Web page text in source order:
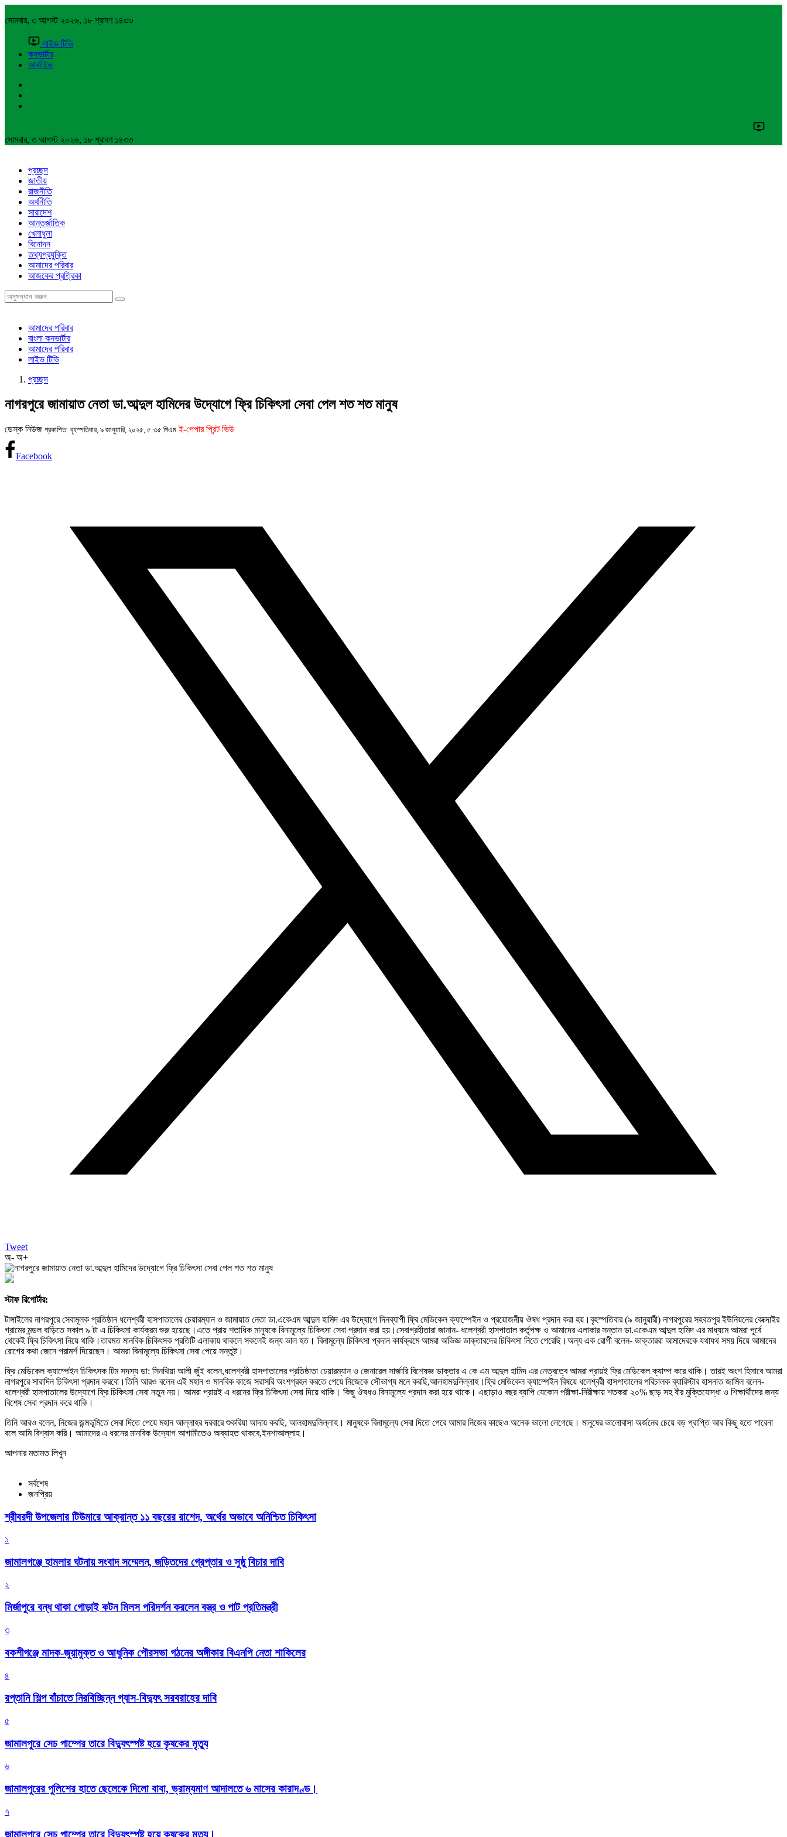
সোমবার, ৩ আগস্ট ২০২৬, ১৮ শ্রাবণ ১৪৩৩
লাইভ টিভি
কনভার্টার
আর্কাইভ
সোমবার, ৩ আগস্ট ২০২৬, ১৮ শ্রাবণ ১৪৩৩
প্রচ্ছদ
জাতীয়
রাজনীতি
অর্থনীতি
সারাদেশ
আন্তর্জাতিক
খেলাধুলা
বিনোদন
তথ্যপ্রযুক্তি
আমাদের পরিবার
আজকের প্রত্রিকা
আমাদের পরিবার
বাংলা কনভার্টার
আমাদের পরিবার
লাইভ টিভি
প্রচ্ছদ
নাগরপুরে জামায়াত নেতা ডা.আব্দুল হামিদের উদ্যোগে ফ্রি চিকিৎসা সেবা পেল শত শত মানুষ
ডেস্ক নিউজ প্রকাশিত: বৃহস্পতিবার, ৯ জানুয়ারি, ২০২৫, ৫:৩৫ পিএম ই-পেপার প্রিন্ট ভিউ
Facebook
Tweet
অ- অ+
স্টাফ রিপোর্টার:
টাঙ্গাইলের নাগরপুরে সেবামূলক প্রতিষ্ঠান ধলেশ্বরী হাসপাতালের চেয়ারম্যান ও জামায়াত নেতা ডা.একেএম আব্দুল হামিদ এর উদ্যোগে দিনব্যাপী ফ্রি মেডিকেল ক্যাম্পেইন ও প্রয়োজনীয় ঔষধ প্রদান করা হয়।বৃহস্পতিবার (৯ জানুয়ারী) নাগরপুরের সহবতপুর ইউনিয়নের কোক্দাইর
গ্রামের মন্ডল বাড়িতে সকাল ৯ টা এ চিকিৎসা কার্যক্রম শুরু হয়েছে।এতে প্রায় শতাধিক মানুষকে বিনামূল্যে চিকিৎসা সেবা প্রদান করা হয়।সেবাগ্রহীতারা জানান- ধলেশ্বরী হাসপাতাল কর্তৃপক্ষ ও আমাদের এলাকার সন্তান ডা.একেএম আব্দুল হামিদ এর মাধ্যমে আমরা পূর্বে
থেকেই ফ্রি চিকিৎসা নিয়ে থাকি।তারমত মানবিক চিকিৎসক প্রতিটি এলাকায় থাকলে সকলেই জন্য ভাল হত। বিনামূল্যে চিকিৎসা প্রদান কার্যক্রমে আমরা অভিজ্ঞ ডাক্তারদের চিকিৎসা নিতে পেরেছি।অন্য এক রোগী বলেন- ডাক্তাররা আমাদেরকে যথাযথ সময় দিয়ে আমাদের
রোগের কথা জেনে পরামর্শ দিয়েছেন। আমরা বিনামূল্যে চিকিৎসা সেবা পেয়ে সন্তুষ্ট।
ফ্রি মেডিকেল ক্যাম্পেইন চিকিৎসক টিম সদস্য ডা: সিনথিয়া আলী জুঁই বলেন,ধলেশ্বরী হাসপাতালের প্রতিষ্ঠাতা চেয়ারম্যান ও জেনারেল সার্জারি বিশেষজ্ঞ ডাক্তার এ কে এম আব্দুল হামিদ এর নেত্বত্বে আমরা প্রায়ই ফ্রি মেডিকেল ক্যাম্প করে থাকি। তারই অংশ হিসাবে আমরা
নাগরপুরে সারাদিন চিকিৎসা প্রদান করবো।তিনি আরও বলেন এই মহান ও মানবিক কাজে সরাসরি অংশগ্রহন করতে পেয়ে নিজেকে সৌভাগ্য মনে করছি,আলহামদুলিল্লাহ।ফ্রি মেডিকেল ক্যাম্পেইন বিষয়ে ধলেশ্বরী হাসপাতালের পরিচালক ব্যারিস্টার হাসনাত জামিল বলেন-
ধলেশ্বরী হাসপাতালের উদ্যোগে ফ্রি চিকিৎসা সেবা নতুন নয়। আমরা প্রায়ই এ ধরনের ফ্রি চিকিৎসা সেবা দিয়ে থাকি। কিছু ঔষধও বিনামূল্যে প্রদান করা হয়ে থাকে। এছাড়াও বছর ব্যাপি যেকোন পরীক্ষা-নিরীক্ষায় শতকরা ২০% ছাড় সহ বীর মুক্তিযোদ্ধা ও শিক্ষার্থীদের জন্য
বিশেষ সেবা প্রদান করে থাকি।
তিনি আরও বলেন, নিজের জন্মভূমিতে সেবা দিতে পেয়ে মহান আল্লাহর দরবারে শুকরিয়া আদায় করছি, আলহামদুলিল্লাহ। মানুষকে বিনামূল্যে সেবা দিতে পেরে আমার নিজের কাছেও অনেক ভালো লেগেছে। মানুষের ভালোবাসা অর্জনের চেয়ে বড় প্রাপ্তি আর কিছু হতে পারেনা
বলে আমি বিশ্বাস করি। আমাদের এ ধরনের মানবিক উদ্যোগ আগামীতেও অব্যাহত থাকবে,ইনশাআল্লাহ।
আপনার মতামত লিখুন
সর্বশেষ
জনপ্রিয়
শ্রীবরদী উপজেলার টিউমারে আক্রান্ত ১১ বছরের রাশেদ, অর্থের অভাবে অনিশ্চিত চিকিৎসা
১
জামালগঞ্জে হামলার ঘটনায় সংবাদ সম্মেলন, জড়িতদের গ্রেপ্তার ও সুষ্ঠু বিচার দাবি
২
মির্জাপুরে বন্ধ থাকা গোড়াই কটন মিলস পরিদর্শন করলেন বস্ত্র ও পাট প্রতিমন্ত্রী
৩
বকশীগঞ্জে মাদক-জুয়ামুক্ত ও আধুনিক পৌরসভা গঠনের অঙ্গীকার বিএনপি নেতা শাকিলের
৪
রপ্তানি শিল্প বাঁচাতে নিরবিচ্ছিন্ন গ্যাস-বিদ্যুৎ সরবরাহের দাবি
৫
জামালপুরে সেচ পাম্পের তারে বিদ্যুৎস্পষ্ট হয়ে কৃষকের মৃত্যু
৬
জামালপুরের পুলিশের হাতে ছেলেকে দিলো বাবা, ভ্রাম্যমাণ আদালতে ৬ মাসের কারাদণ্ড।
৭
জামালপুরে সেচ পাম্পের তারে বিদ্যুৎস্পষ্ট হয়ে কৃষকের মৃত্যু।